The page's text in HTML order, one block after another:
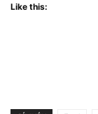
Like this: